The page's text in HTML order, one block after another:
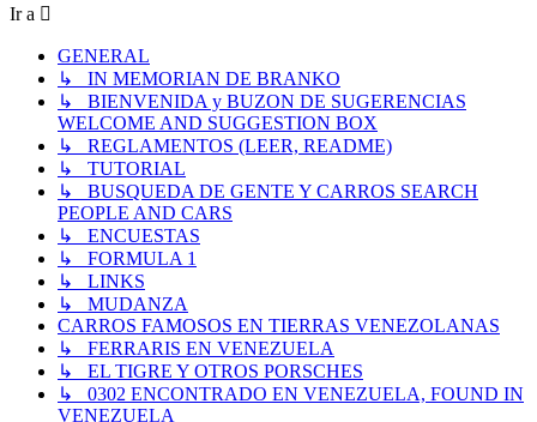
Ir a
GENERAL
↳ IN MEMORIAN DE BRANKO
↳ BIENVENIDA y BUZON DE SUGERENCIAS
WELCOME AND SUGGESTION BOX
↳ REGLAMENTOS (LEER, README)
↳ TUTORIAL
↳ BUSQUEDA DE GENTE Y CARROS SEARCH
PEOPLE AND CARS
↳ ENCUESTAS
↳ FORMULA 1
↳ LINKS
↳ MUDANZA
CARROS FAMOSOS EN TIERRAS VENEZOLANAS
↳ FERRARIS EN VENEZUELA
↳ EL TIGRE Y OTROS PORSCHES
↳ 0302 ENCONTRADO EN VENEZUELA, FOUND IN
VENEZUELA